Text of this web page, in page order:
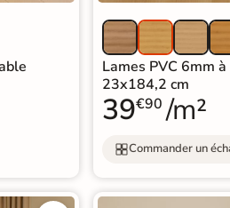
Lames PVC 6mm
23x184,2 cm
39€90 /m²
Commander un